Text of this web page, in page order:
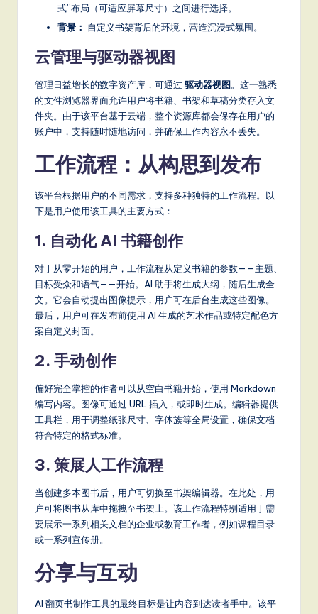
In
o
ti
o
式”布局（可适应屏幕尺寸）之间进行选择。
背景： 自定义书架背后的环境，营造沉浸式氛围。
云管理与驱动器视图
管理日益增长的数字资产库，可通过驱动器视图。这一熟悉
的文件浏览器界面允许用户将书籍、书架和草稿分类存入文
件夹。由于该平台基于云端，整个资源库都会保存在用户的
账户中，支持随时随地访问，并确保工作内容永不丢失。
工作流程：从构思到发布
该平台根据用户的不同需求，支持多种独特的工作流程。以
下是用户使用该工具的主要方式：
1. 自动化 AI 书籍创作
对于从零开始的用户，工作流程从定义书籍的参数——主题、
目标受众和语气——开始。AI 助手将生成大纲，随后生成全
文。它会自动提出图像提示，用户可在后台生成这些图像。
最后，用户可在发布前使用 AI 生成的艺术作品或特定配色方
案自定义封面。
2. 手动创作
偏好完全掌控的作者可以从空白书籍开始，使用 Markdown
编写内容。图像可通过 URL 插入，或即时生成。编辑器提供
工具栏，用于调整纸张尺寸、字体族等全局设置，确保文档
符合特定的格式标准。
3. 策展人工作流程
当创建多本图书后，用户可切换至书架编辑器。在此处，用
户可将图书从库中拖拽至书架上。该工作流程特别适用于需
要展示一系列相关文档的企业或教育工作者，例如课程目录
或一系列宣传册。
分享与互动
AI 翻页书制作工具的最终目标是让内容到达读者手中。该平